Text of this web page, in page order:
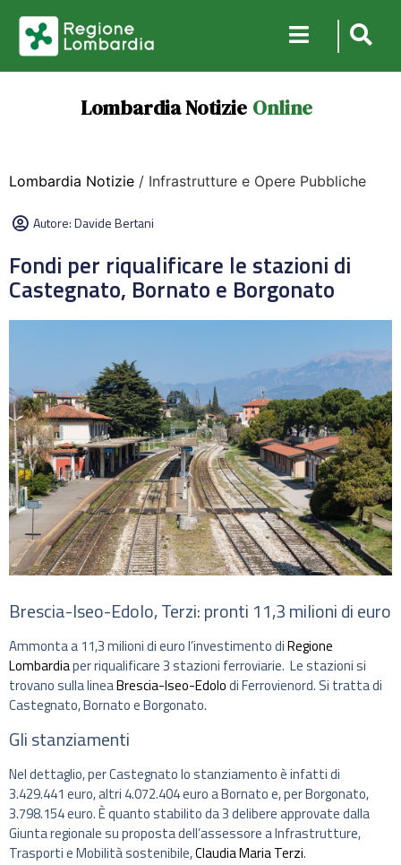
Lombardia Notizie Online
Lombardia Notizie / Infrastrutture e Opere Pubbliche
Autore:Davide Bertani
Fondi per riqualificare le stazioni di
Castegnato, Bornato e Borgonato
Brescia-Iseo-Edolo, Terzi: pronti 11,3 milioni di euro
Ammonta a 11,3 milioni di euro l’investimento diRegione
Lombardiaper riqualificare 3 stazioni ferroviarie. Le stazioni si
trovano sulla lineaBrescia-Iseo-Edolodi Ferrovienord. Si tratta di
Castegnato, Bornato e Borgonato.
Gli stanziamenti
Nel dettaglio, per Castegnato lo stanziamento è infatti di
3.429.441 euro, altri 4.072.404 euro a Bornato e, per Borgonato,
3.798.154 euro. È quanto stabilito da 3 delibere approvate dalla
Giunta regionale su proposta dell’assessore a Infrastrutture,
Trasporti e Mobilità sostenibile,Claudia Maria Terzi.